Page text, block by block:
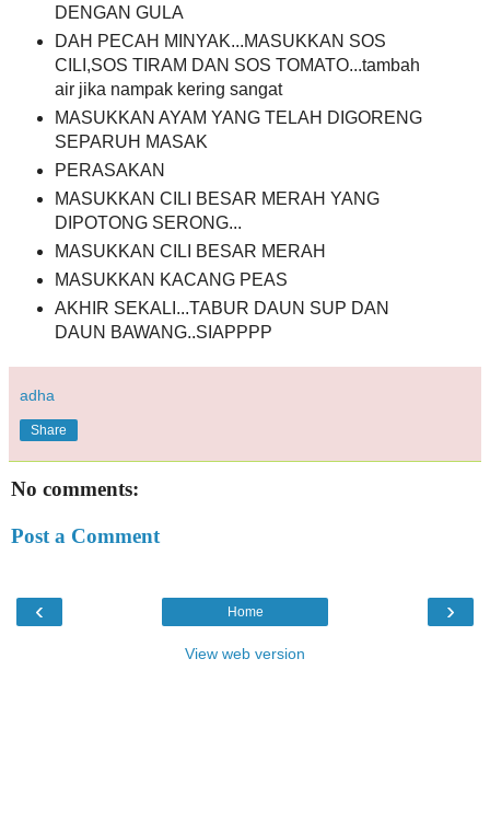
DENGAN GULA
DAH PECAH MINYAK...MASUKKAN SOS
CILI,SOS TIRAM DAN SOS TOMATO...tambah
air jika nampak kering sangat
MASUKKAN AYAM YANG TELAH DIGORENG
SEPARUH MASAK
PERASAKAN
MASUKKAN CILI BESAR MERAH YANG
DIPOTONG SERONG...
MASUKKAN CILI BESAR MERAH
MASUKKAN KACANG PEAS
AKHIR SEKALI...TABUR DAUN SUP DAN
DAUN BAWANG..SIAPPPP
adha
Share
No comments:
Post a Comment
‹ ›
Home
View web version